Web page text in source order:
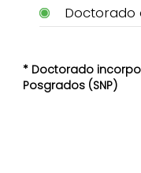
Doctorado
* Doctorado
Posgrados (SNP)